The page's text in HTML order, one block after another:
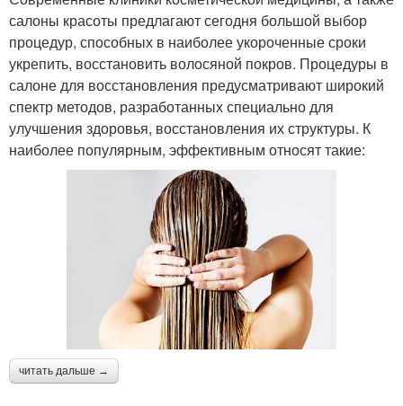
салоны красоты предлагают сегодня большой выбор
процедур, способных в наиболее укороченные сроки
укрепить, восстановить волосяной покров. Процедуры в
салоне для восстановления предусматривают широкий
спектр методов, разработанных специально для
улучшения здоровья, восстановления их структуры. К
наиболее популярным, эффективным относят такие:
читать дальше →